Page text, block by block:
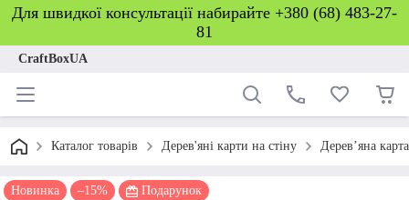
Для швидкої консультації набирайте +380 (68) 483-27-
81
CraftBoxUA
Каталог товарів Дерев'яні карти на стіну Дерев’яна
Новинка –15% Подарунок